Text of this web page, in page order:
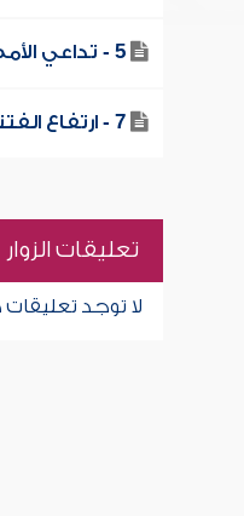
5 - تداعي الأمم على الإسلام
7 - ارتفاع الفتنة في الملاحم
تعليقات الزوار
لا توجد تعليقات